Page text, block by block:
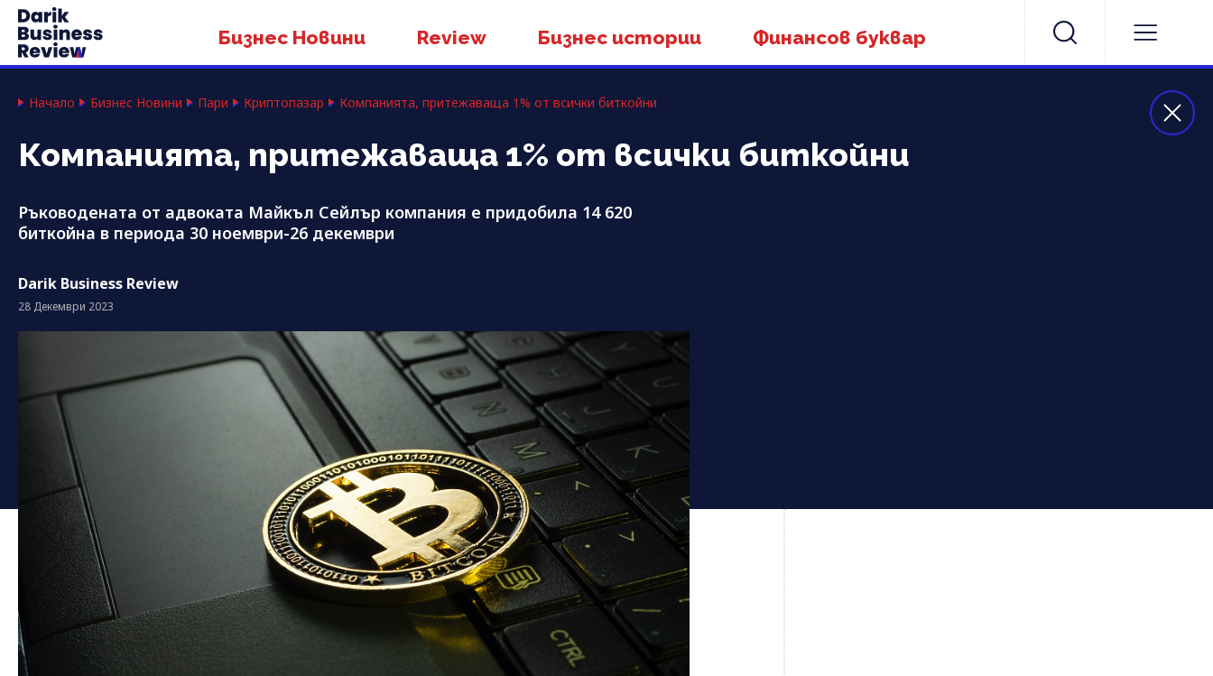
Бизнес Новини Review Бизнес истории Финансов буквар
Начало Бизнес Новини Пари Криптопазар Компанията, притежаваща 1% от всички биткойни
Компанията, притежаваща 1% от всички биткойни
Ръководената от адвоката Майкъл Сейлър компания е придобила 14 620
биткойна в периода 30 ноември-26 декември
Darik Business Review
28 Декември 2023